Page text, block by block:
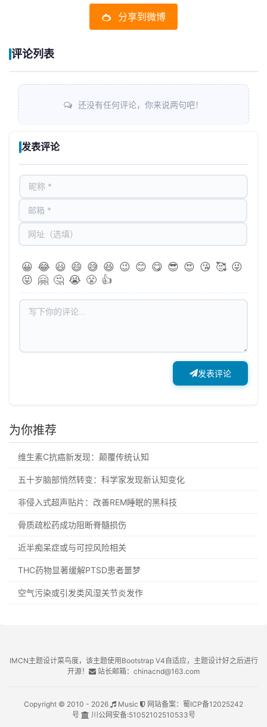
分享到微博
评论列表
还没有任何评论，你来说两句吧！
发表评论
😀 😂 😃 😄 😅 😆 😉 😊 😋 😎 😍 😘 🥰 😜
😝 🤗 🤔 😭 😤 👍
发表评论
为你推荐
维生素C抗癌新发现：颠覆传统认知
五十岁脑部悄然转变：科学家发现新认知变化
非侵入式超声贴片：改善REM睡眠的黑科技
骨质疏松药成功阻断脊髓损伤
近半痴呆症或与可控风险相关
THC药物显著缓解PTSD患者噩梦
空气污染或引发类风湿关节炎发作
IMCN主题设计菜鸟度，该主题使用Bootstrap V4自适应，主题设计好之后进行
开源！
站长邮箱：chinacnd@163.com
Copyright © 2010 - 2026 Music 网站备案： 蜀ICP备12025242
号
川公网安备:51052102510533号